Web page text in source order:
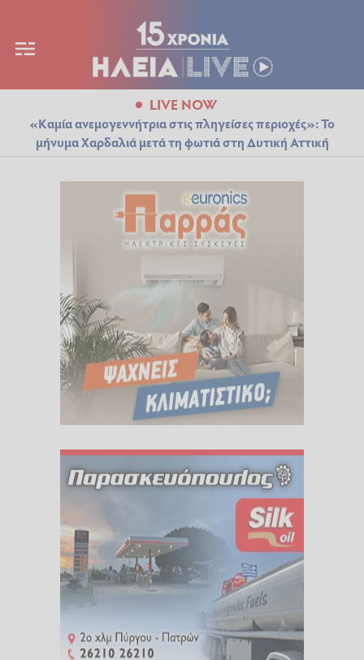
LIVE NOW
«Καμία ανεμογεννήτρια στις πληγείσες περιοχές»: Το
μήνυμα Χαρδαλιά μετά τη φωτιά στη Δυτική Αττική